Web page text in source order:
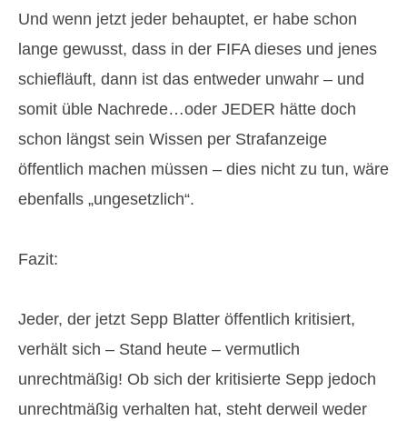
Und wenn jetzt jeder behauptet, er habe schon
lange gewusst, dass in der FIFA dieses und jenes
schiefläuft, dann ist das entweder unwahr – und
somit üble Nachrede…oder JEDER hätte doch
schon längst sein Wissen per Strafanzeige
öffentlich machen müssen – dies nicht zu tun, wäre
ebenfalls „ungesetzlich“.
Fazit:
Jeder, der jetzt Sepp Blatter öffentlich kritisiert,
verhält sich – Stand heute – vermutlich
unrechtmäßig! Ob sich der kritisierte Sepp jedoch
unrechtmäßig verhalten hat, steht derweil weder